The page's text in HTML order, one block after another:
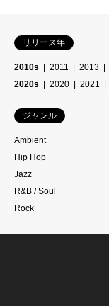
リリース年
2010s 2011 2013
2020s
2020 2021
ジャンル
Ambient
Hip Hop
Jazz
R&B / Soul
Rock